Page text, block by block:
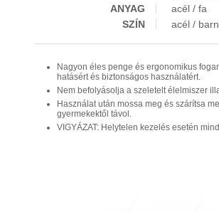
ANYAG
acél / fa
SZÍN
acél /
Nagyon éles penge és ergonomikus
hatásért és biztonságos használatért.
Nem befolyásolja a szeletelt élelmiszer
Használat után mossa meg és szárítsa
gyermekektől távol.
VIGYÁZAT: Helytelen kezelés esetén